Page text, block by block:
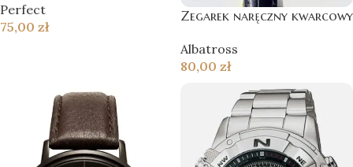
Perfect
75,00 zł
Zegarek naręczny kwarcowy
Albatross
80,00 zł